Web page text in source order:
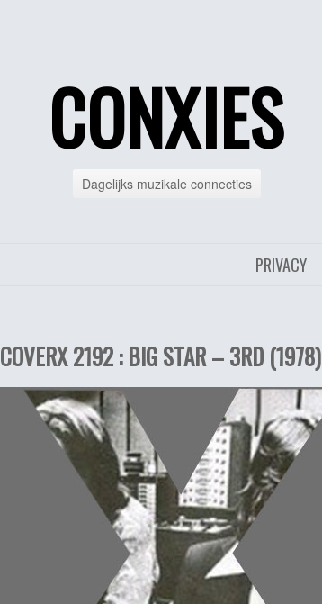
CONXIES
Dagelijks muzikale connecties
PRIVACY
COVERX 2192 : BIG STAR – 3RD (1978)